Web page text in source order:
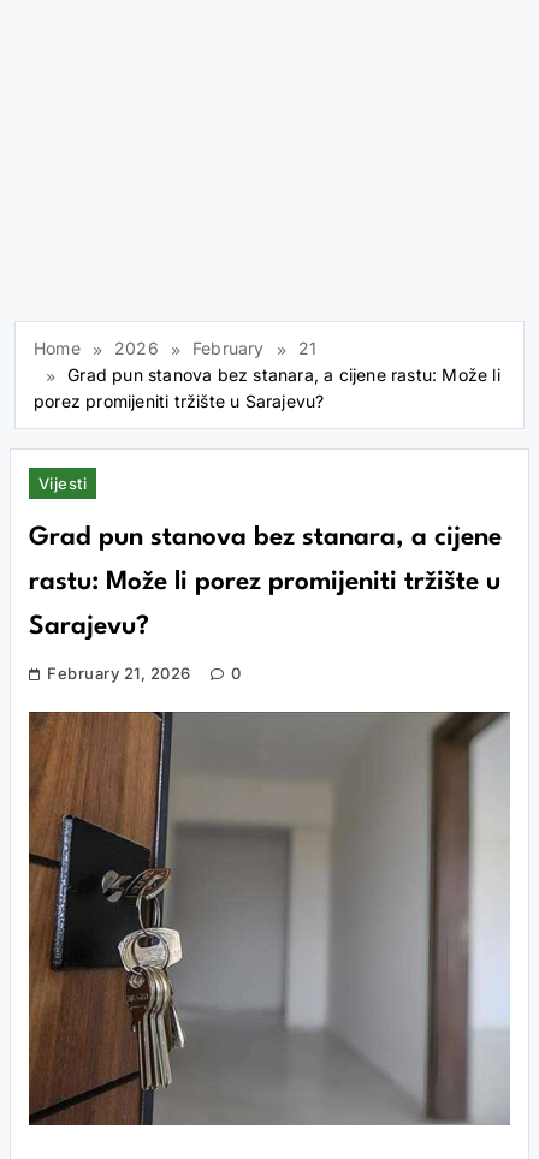
Home 2026 February
21
Grad pun stanova bez stanara, a cijene rastu: Može li
porez promijeniti tržište u Sarajevu?
Vijesti
Grad pun stanova bez stanara, a cijene
rastu: Može li porez promijeniti tržište u
Sarajevu?
February 21, 2026 0